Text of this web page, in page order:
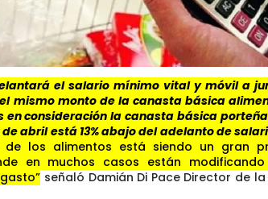
el salario mínimo vital y móvil a
mismo monto de la canasta básica
en consideración la canasta básica porteña
abril está 13% abajo del adelanto de
de los alimentos está siendo un gran
en muchos casos están
señaló Damián Di Pace Director de